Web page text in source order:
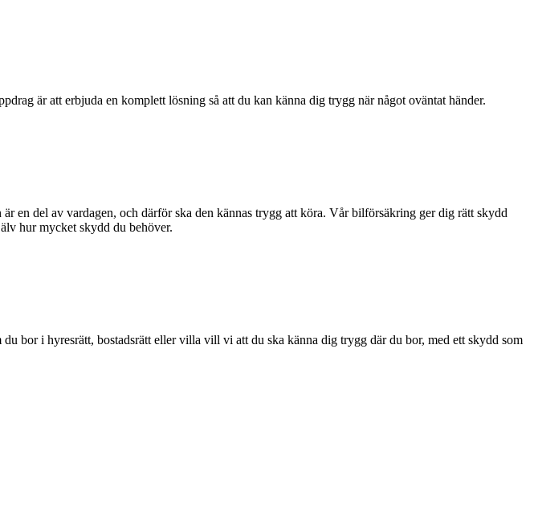
är att erbjuda en komplett lösning så att du kan känna dig trygg när något oväntat händer.
en del av vardagen, och därför ska den kännas trygg att köra. Vår bilförsäkring ger dig rätt skydd
hur mycket skydd du behöver.
bor i hyresrätt, bostadsrätt eller villa vill vi att du ska känna dig trygg där du bor, med ett skydd som